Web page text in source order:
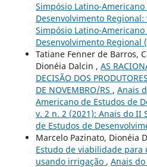
Simpósio Latino-
Desenvolvimento
Simpósio Latino-
Desenvolvimento Regional
Tatiane Fenner de Barros,
Dionéia Dalcin , AS
DECISÃO DOS
DE NOVEMBRO/RS , Anais
Americano de Estudos de
v. 2 n. 2 (2021): Anais do II
de Estudos de
Marcelo Pazinato, Dionéia
Estudo de viabilidade
usando irrigação , Anais